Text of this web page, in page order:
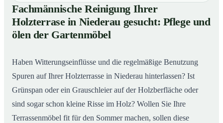
01 Fachmännische Reinigung Ihrer Holzterrase in
Niederau gesucht: Pflege und ölen der Gartenmöbel
So reinigen unsere Profis Holzterrassen in Niederau
Fachmännische Reinigung Ihrer
Holzterrase in Niederau gesucht: Pflege und
ölen der Gartenmöbel
Haben Witterungseinflüsse und die regelmäßige Benutzung
Spuren auf Ihrer Holzterrasse in Niederau hinterlassen? Ist
Grünspan oder ein Grauschleier auf der Holzberfläche oder
sind sogar schon kleine Risse im Holz? Wollen Sie Ihre
Terrassenmöbel fit für den Sommer machen, sollen diese